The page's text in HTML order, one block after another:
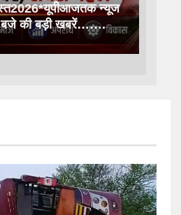
न्यूज
की बड़ी खबरें…….